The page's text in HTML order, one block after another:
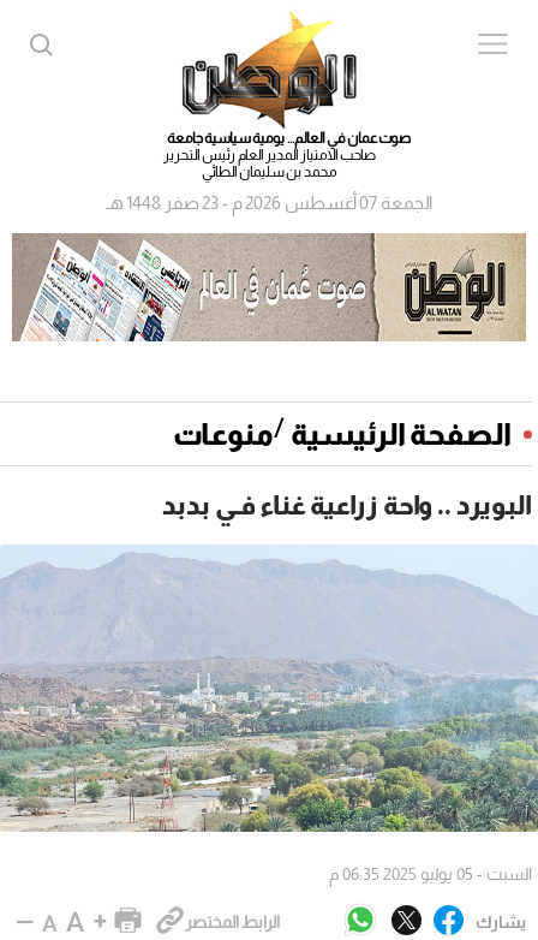
صوت عمان في العالم... يومية سياسية جامعة
صاحب الامتياز المدير العام رئيس التحرير
محمد بن سليمان الطائي
الجمعة 07 أغسطس 2026 م - 23 صفر 1448 هـ
الصفحة الرئيسية /منوعات
البويرد .. واحة زراعية غناء فـي بدبد
يشارك الرابط المختصر
السبت - 05 يوليو 2025 06:35 م